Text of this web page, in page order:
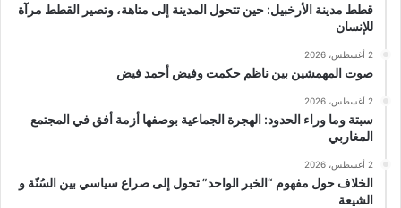
قطط مدينة الأرخبيل: حين تتحول المدينة إلى متاهة، وتصير القطط مرآة
للإنسان
2 أغسطس، 2026
صوت المهمشين بين ناظم حكمت وفيض أحمد فيض
2 أغسطس، 2026
سبتة وما وراء الحدود: الهجرة الجماعية بوصفها أزمة أفق في المجتمع
المغاربي
2 أغسطس، 2026
الخلاف حول مفهوم “الخبر الواحد” تحول إلى صراع سياسي بين السُنّة و
الشيعة